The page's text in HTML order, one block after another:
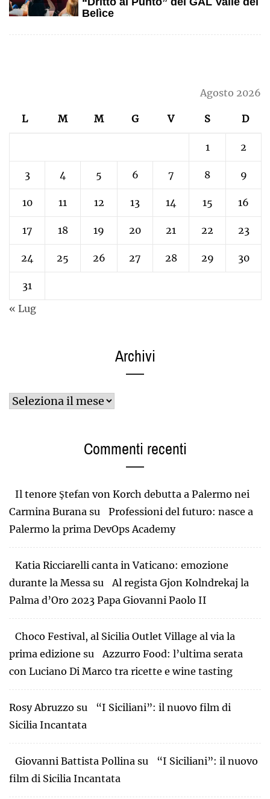
Belìce
Agosto 2026
L M M G V S D
1 2
3 4 5 6 7 8 9
10 11 12 13 14 15 16
17 18 19 20 21 22 23
24 25 26 27 28 29 30
31
« Lug
Archivi
Archivi
Commenti recenti
Il tenore Ştefan von Korch debutta a Palermo nei
Carmina Burana su
Professioni del futuro: nasce a
Palermo la prima DevOps Academy
Katia Ricciarelli canta in Vaticano: emozione
durante la Messa su
Al regista Gjon Kolndrekaj la
Palma d’Oro 2023 Papa Giovanni Paolo II
Choco Festival, al Sicilia Outlet Village al via la
prima edizione su
Azzurro Food: l’ultima serata
con Luciano Di Marco tra ricette e wine tasting
Rosy Abruzzo su
“I Siciliani”: il nuovo film di
Sicilia Incantata
Giovanni Battista Pollina su
“I Siciliani”: il nuovo
film di Sicilia Incantata